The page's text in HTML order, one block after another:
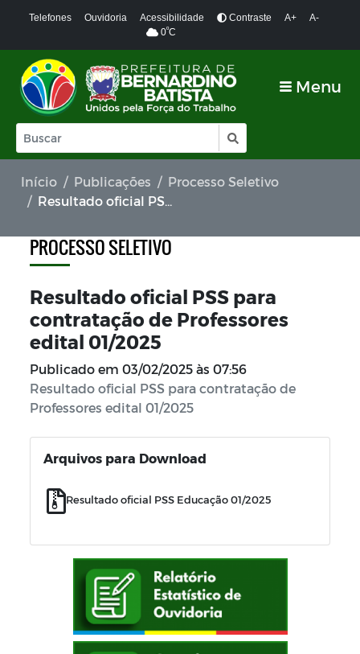
Telefones Ouvidoria Acessibilidade Contraste A+
A-
0ºC
Menu
Início Publicações
Processo Seletivo
Resultado oficial PSS para contratação de Professores edital 01/2025
PROCESSO SELETIVO
Resultado oficial PSS para
contratação de Professores
edital 01/2025
Publicado em 03/02/2025 às 07:56
Resultado oficial PSS para contratação de
Professores edital 01/2025
Arquivos para Download
Resultado oficial PSS Educação 01/2025